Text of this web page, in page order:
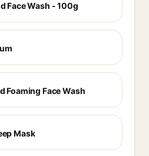
Face Wash - 100g
Foaming Face Wash
Mask